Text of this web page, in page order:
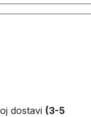
dostavi (3-5